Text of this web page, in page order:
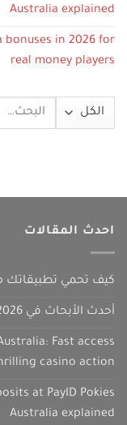
Australia explained
bonuses in 2026 for
real money players
البحث
احدث المقالات
كيف تحمي تطبيقاتك
أحدث الأبحاث في 2026 حول تقنيات تخزين البيانات
Fast access
casino action
at PayID Pokies
Australia explained